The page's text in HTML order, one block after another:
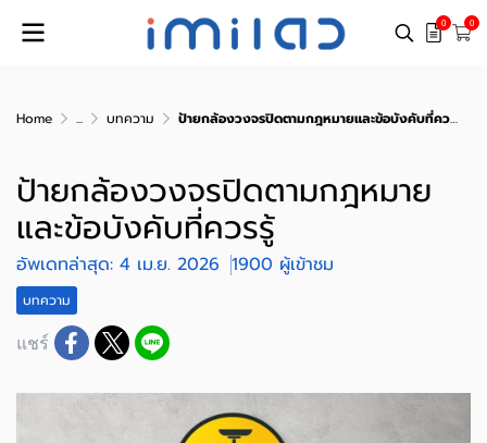
0 0
Home ... บทความ ป้ายกล้องวงจรปิดตามกฎหมายและข้อบังคับที่ควรรู้
ป้ายกล้องวงจรปิดตามกฎหมาย
และข้อบังคับที่ควรรู้
อัพเดทล่าสุด: 4 เม.ย. 2026 1900 ผู้เข้าชม
บทความ
แชร์